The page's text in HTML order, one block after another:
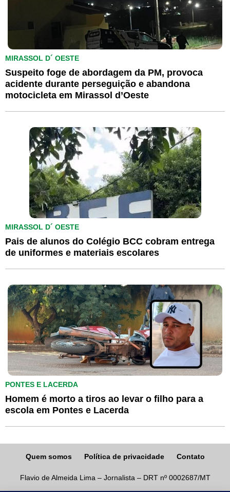
MIRASSOL D´ OESTE
Suspeito foge de abordagem da PM, provoca
acidente durante perseguição e abandona
motocicleta em Mirassol d’Oeste
MIRASSOL D´ OESTE
Pais de alunos do Colégio BCC cobram entrega
de uniformes e materiais escolares
PONTES E LACERDA
Homem é morto a tiros ao levar o filho para a
escola em Pontes e Lacerda
Quem somos Política de privacidade Contato
Flavio de Almeida Lima – Jornalista – DRT nº 0002687/MT